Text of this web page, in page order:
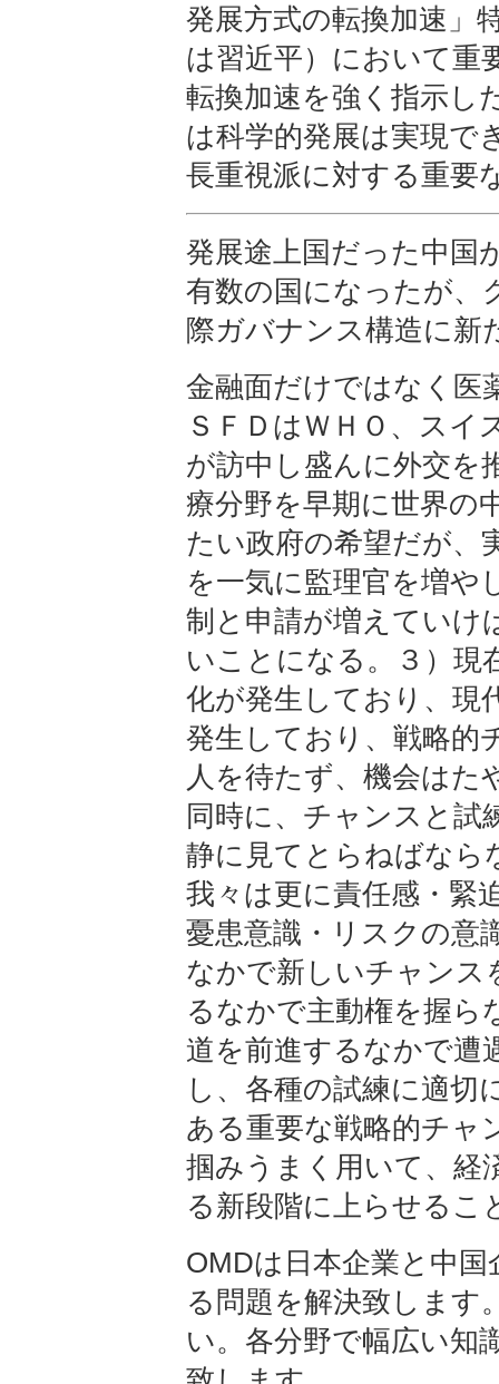
発展方式の転換加速」
は習近平）において重
転換加速を強く指示し
は科学的発展は実現で
長重視派に対する重要
発展途上国だった中国
有数の国になったが、
際ガバナンス構造に新
金融面だけではなく医
ＳＦＤはＷＨＯ、スイ
が訪中し盛んに外交を
療分野を早期に世界の
たい政府の希望だが、
を一気に監理官を増や
制と申請が増えていけ
いことになる。３）現
化が発生しており、現
発生しており、戦略的
人を待たず、機会はた
同時に、チャンスと試
静に見てとらねばなら
我々は更に責任感・緊
憂患意識・リスクの意
なかで新しいチャンス
るなかで主動権を握ら
道を前進するなかで遭
し、各種の試練に適切
ある重要な戦略的チャ
掴みうまく用いて、経
る新段階に上らせるこ
OMDは日本企業と中
る問題を解決致します
い。各分野で幅広い知